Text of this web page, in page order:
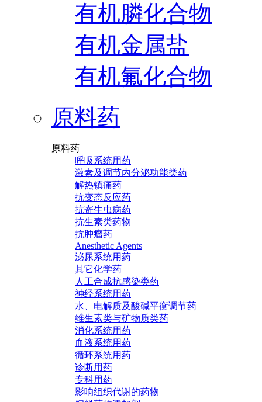
有机膦化合物
有机金属盐
有机氟化合物
原料药
原料药
呼吸系统用药
激素及调节内分泌功能类药
解热镇痛药
抗变态反应药
抗寄生虫病药
抗生素类药物
抗肿瘤药
Anesthetic Agents
泌尿系统用药
其它化学药
人工合成抗感染类药
神经系统用药
水、电解质及酸碱平衡调节药
维生素类与矿物质类药
消化系统用药
血液系统用药
循环系统用药
诊断用药
专科用药
影响组织代谢的药物